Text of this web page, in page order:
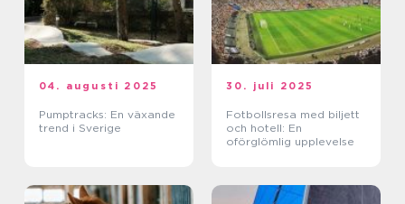
04. augusti 2025
Pumptracks: En växande
trend i Sverige
30. juli 2025
Fotbollsresa med biljett
och hotell: En
oförglömlig upplevelse